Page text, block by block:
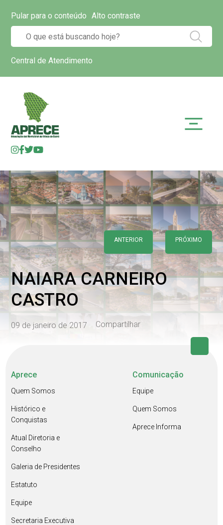
Pular para o conteúdo Alto contraste
Central de Atendimento
ANTERIOR PRÓXIMO
NAIARA CARNEIRO
CASTRO
09 de janeiro de 2017 Compartilhar
Aprece
Quem Somos
Histórico e
Conquistas
Atual Diretoria e
Conselho
Galeria de Presidentes
Estatuto
Equipe
Secretaria Executiva
Comunicação
Equipe
Quem Somos
Aprece Informa